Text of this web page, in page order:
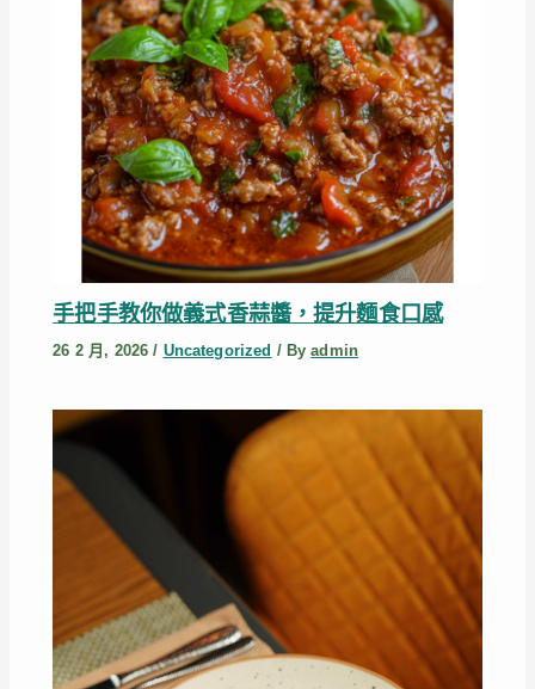
手把手教你做義式香蒜醬，提升麵食口感
26 2 月, 2026/ Uncategorized / Byadmin